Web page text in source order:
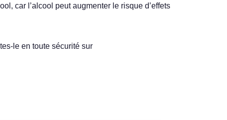
car l’alcool peut augmenter le risque d’effets
le en toute sécurité sur